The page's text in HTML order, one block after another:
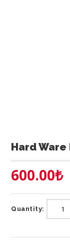
Hard Ware
600.00₺
Quantity: